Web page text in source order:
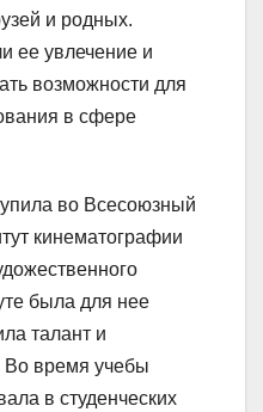
и родных.
ее увлечение и
возможности для
в сфере
во Всесоюзный
кинематографии
была для нее
талант и
Во время учебы
в студенческих